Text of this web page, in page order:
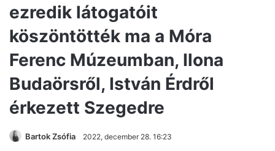
ezredik látogatóit
köszöntötték ma a Móra
Ferenc Múzeumban, Ilona
Budaörsről, István Érdről
érkezett Szegedre
Bartok Zsófia 2022, december 28. 16:23